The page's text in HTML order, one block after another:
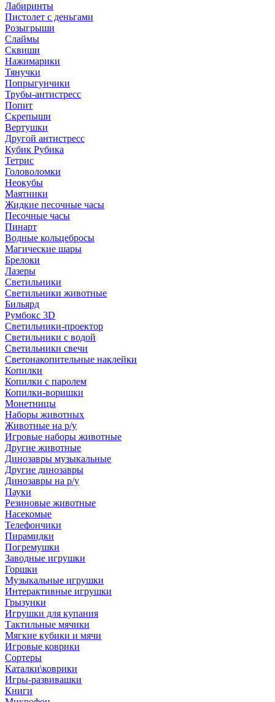
Лабиринты
Пистолет с деньгами
Розыгрыши
Слаймы
Сквиши
Нажимарики
Тянучки
Попрыгунчики
Трубы-антистресс
Попит
Скрепыши
Вертушки
Другой антистресс
Кубик Рубика
Тетрис
Головоломки
Неокубы
Маятники
Жидкие песочные часы
Песочные часы
Пинарт
Водные кольцебросы
Магические шары
Брелоки
Лазеры
Светильники
Светильники животные
Бильярд
Румбокс 3D
Светильники-проектор
Светильники с водой
Светильники свечи
Светонакопительные наклейки
Копилки
Копилки с паролем
Копилки-воришки
Монетницы
Наборы животных
Животные на р/у
Игровые наборы животные
Другие животные
Динозавры музыкальные
Другие динозавры
Динозавры на р/у
Пауки
Резиновые животные
Насекомые
Телефончики
Пирамидки
Погремушки
Заводные игрушки
Горшки
Музыкальные игрушки
Интерактивные игрушки
Грызунки
Игрушки для купания
Тактильные мячики
Мягкие кубики и мячи
Игровые коврики
Сортеры
Каталки\коврики
Игры-развивашки
Книги